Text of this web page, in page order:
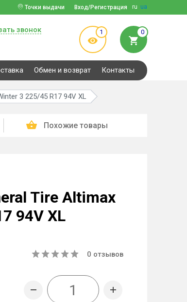
ru ua
Вход/Регистрация
Точки выдачи
звонок 1 0
Обмен и возврат Контакты
3 225/45 R17 94V XL
Похожие товары
Tire Altimax
94V XL
0 отзывов